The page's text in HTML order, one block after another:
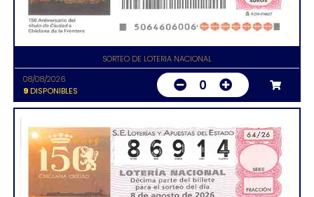
SORTEO DE LOTERIA NACIONAL
08/08/2026
9DISPONIBLES 0